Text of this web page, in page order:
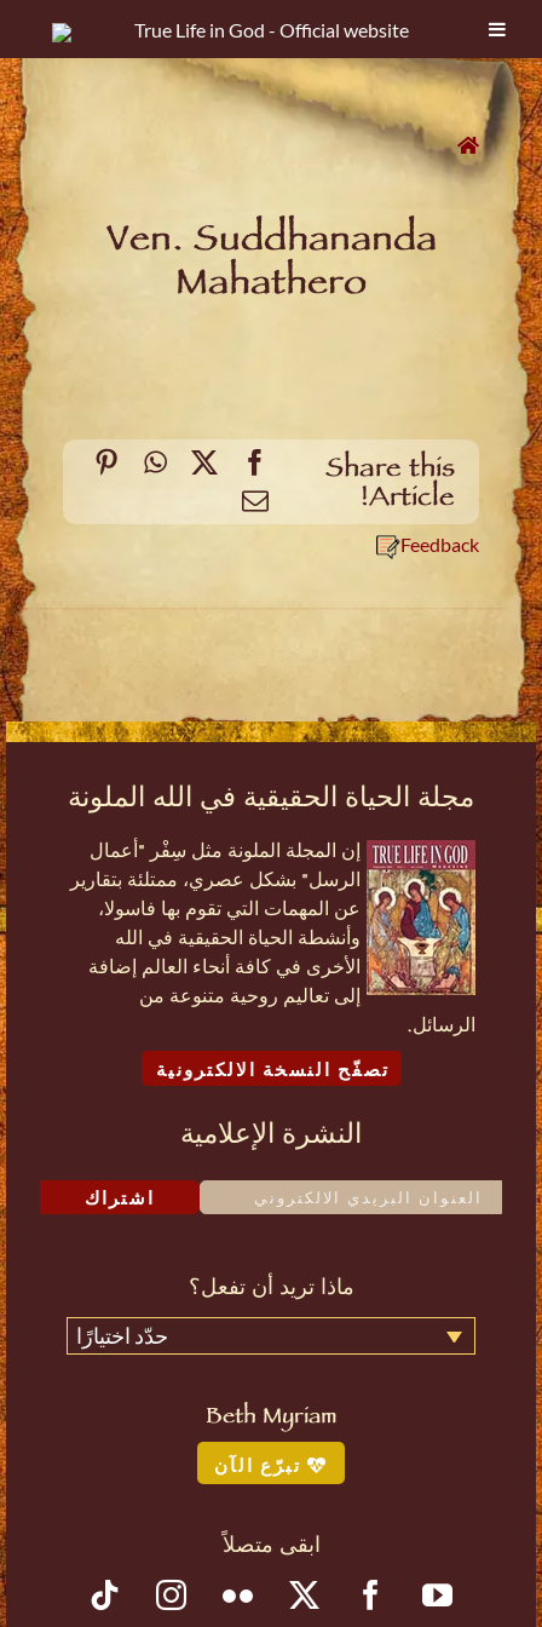
True Life in God - Official website
Skip
to
content
Ven. Suddhananda
Mahathero
Share this
Article!
Facebook
X
WhatsApp
Pinterest
Email
Feedback
مجلة الحياة الحقيقية في الله الملونة
إن المجلة الملونة مثل سِفْر "أعمال
الرسل" بشكل عصري، ممتلئة بتقارير
عن المهمات التي تقوم بها فاسولا،
وأنشطة الحياة الحقيقية في الله
الأخرى في كافة أنحاء العالم إضافة
إلى تعاليم روحية متنوعة من
الرسائل.
تصفّح النسخة الالكترونية
النشرة الإعلامية
اشتراك
ماذا تريد أن تفعل؟
حدّد اختيارًا
Beth Myriam
تبرّع الآن
ابقى متصلاً